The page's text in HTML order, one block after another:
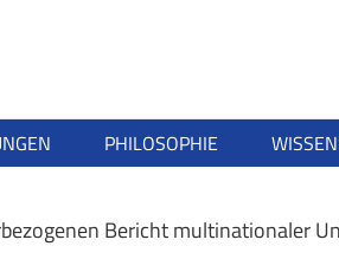
PHILOSOPHIE
Bericht multinationaler